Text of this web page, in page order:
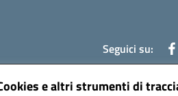
e altri strumenti di
Seguici su: